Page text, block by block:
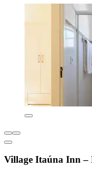
Village Itaúna Inn –